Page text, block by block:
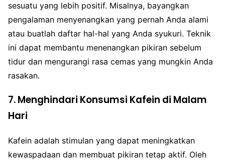
sesuatu yang lebih positif. Misalnya, bayangkan
pengalaman menyenangkan yang pernah Anda alami
atau buatlah daftar hal-hal yang Anda syukuri. Teknik
ini dapat membantu menenangkan pikiran sebelum
tidur dan mengurangi rasa cemas yang mungkin Anda
rasakan.
7. Menghindari Konsumsi Kafein di Malam
Hari
Kafein adalah stimulan yang dapat meningkatkan
kewaspadaan dan membuat pikiran tetap aktif. Oleh